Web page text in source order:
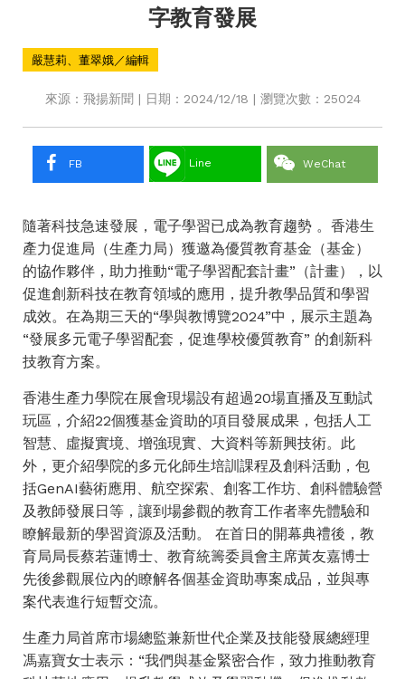
字教育發展
嚴慧莉、董翠娥／編輯
來源：飛揚新聞 | 日期：2024/12/18 | 瀏覽次數：25024
FB Line WeChat
隨著科技急速發展，電子學習已成為教育趨勢 。香港生
產力促進局（生產力局）獲邀為優質教育基金（基金）
的協作夥伴，助力推動“電子學習配套計畫”（計畫），以
促進創新科技在教育領域的應用，提升教學品質和學習
成效。在為期三天的“學與教博覽2024”中，展示主題為
“發展多元電子學習配套，促進學校優質教育” 的創新科
技教育方案。
香港生產力學院在展會現場設有超過20場直播及互動試
玩區，介紹22個獲基金資助的項目發展成果，包括人工
智慧、虛擬實境、增強現實、大資料等新興技術。此
外，更介紹學院的多元化師生培訓課程及創科活動，包
括GenAI藝術應用、航空探索、創客工作坊、創科體驗營
及教師發展日等，讓到場參觀的教育工作者率先體驗和
瞭解最新的學習資源及活動。 在首日的開幕典禮後，教
育局局長蔡若蓮博士、教育統籌委員會主席黃友嘉博士
先後參觀展位內的瞭解各個基金資助專案成品，並與專
案代表進行短暫交流。
生產力局首席市場總監兼新世代企業及技能發展總經理
馮嘉寶女士表示：“我們與基金緊密合作，致力推動教育